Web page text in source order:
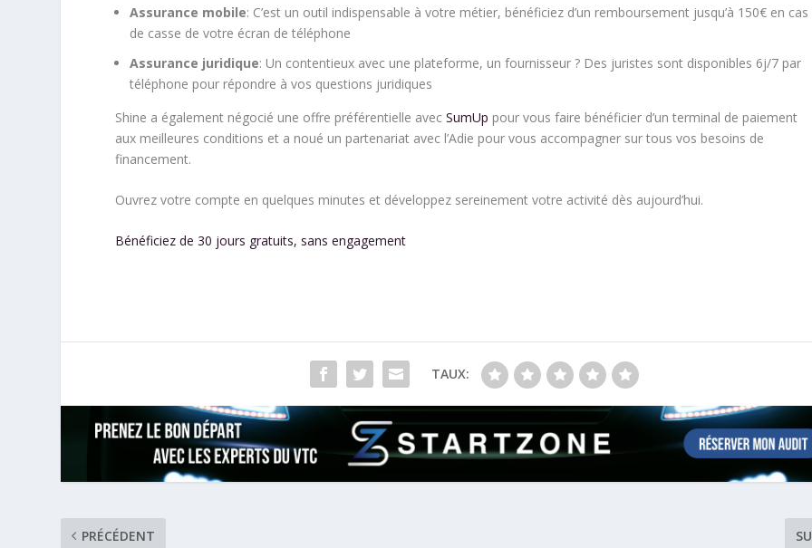
Assurance mobile: C’est un outil indispensable à votre métier, bénéficiez d’un remboursement jusqu’à 150€ en cas
de casse de votre écran de téléphone
Assurance juridique: Un contentieux avec une plateforme, un fournisseur ? Des juristes sont disponibles 6j/7 par
téléphone pour répondre à vos questions juridiques
Shine a également négocié une offre préférentielle avecSumUp pour vous faire bénéficier d’un terminal de paiement
aux meilleures conditions et a noué un partenariat avec l’Adie pour vous accompagner sur tous vos besoins de
financement.
Ouvrez votre compte en quelques minutes et développez sereinement votre activité dès aujourd’hui.
Bénéficiez de 30 jours gratuits, sans engagement
TAUX:
PRÉCÉDENT